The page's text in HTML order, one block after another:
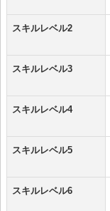
スキルレベル2
スキルレベル3
スキルレベル4
スキルレベル5
スキルレベル6